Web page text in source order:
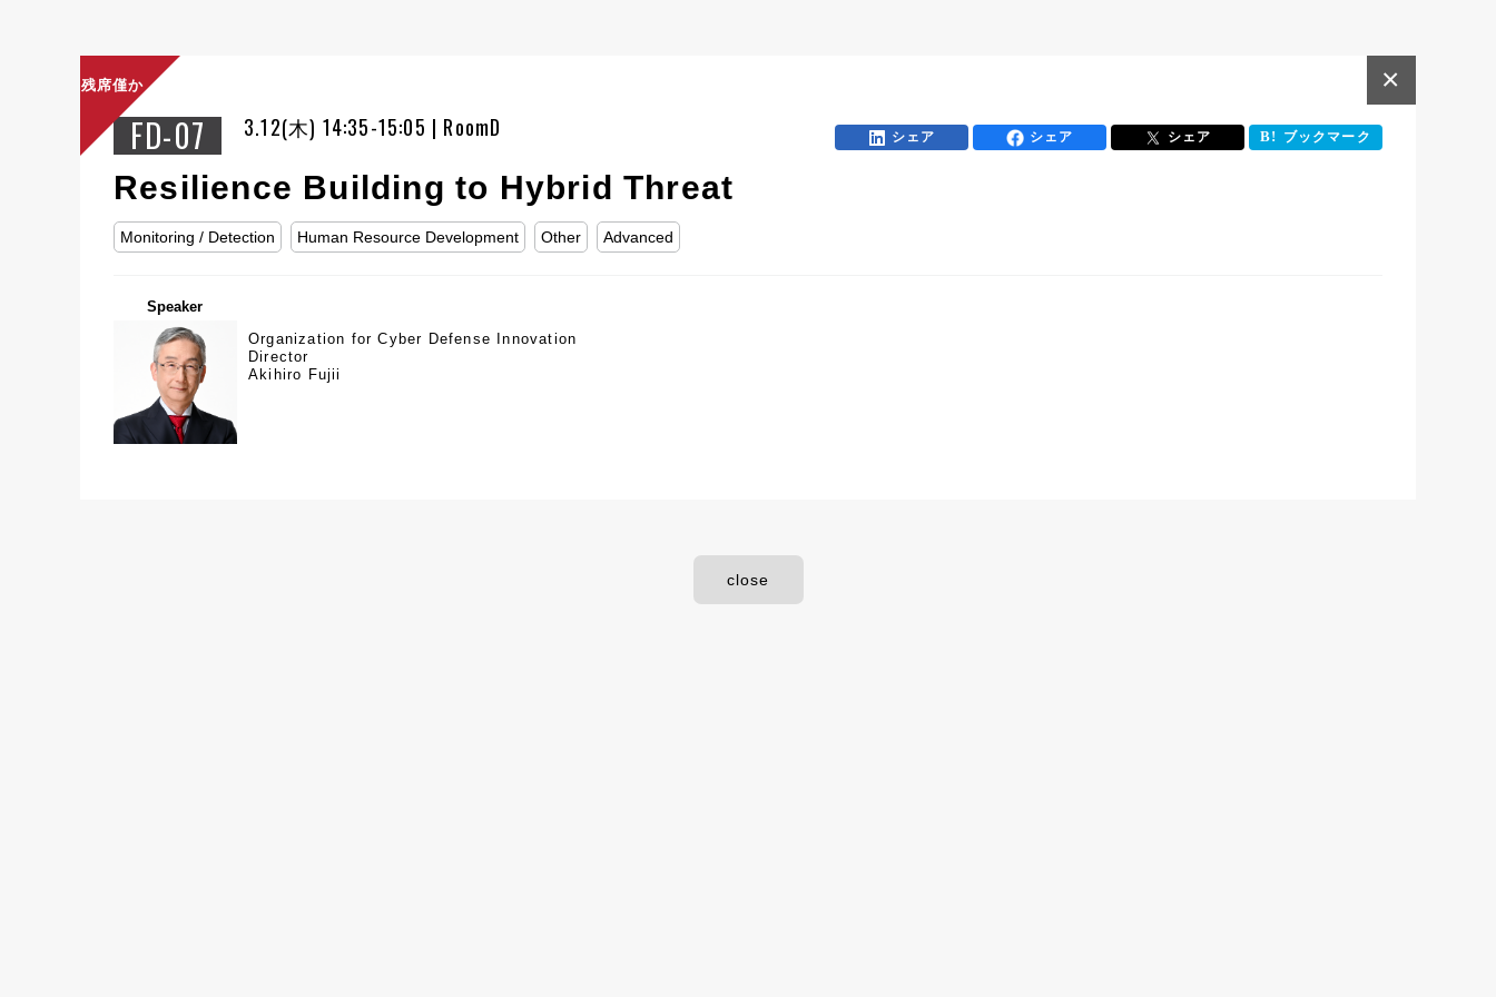
FD-07 3.12(木) 14:35-15:05 | RoomD
×
シェア シェア シェア ブックマーク
残席僅か
Resilience Building to Hybrid Threat
Monitoring / Detection Human Resource Development Other Advanced
Speaker
Organization for Cyber Defense Innovation
Director
Akihiro Fujii
close